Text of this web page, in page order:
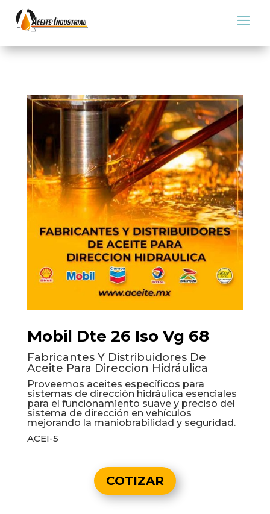
Mobil Dte 26 Iso Vg 68
Fabricantes Y Distribuidores De
Aceite Para Direccion Hidráulica
Proveemos aceites específicos para
sistemas de dirección hidráulica esenciales
para el funcionamiento suave y preciso del
sistema de dirección en vehículos
mejorando la maniobrabilidad y seguridad.
ACEI-5
COTIZAR